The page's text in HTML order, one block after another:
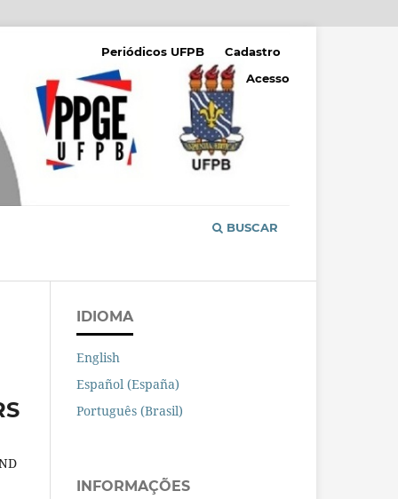
BUSCAR
Periódicos UFPB
Cadastro
Acesso
IDIOMA
English
Español (España)
Português (Brasil)
INFORMAÇÕES